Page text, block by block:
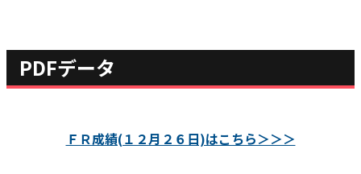
PDFデータ
ＦＲ成績(１２月２６日)はこちら＞＞＞